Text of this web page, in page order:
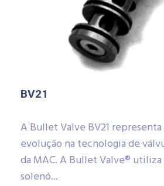
BV21
A Bullet Valve BV21 representa
evolução na tecnologia de
da MAC. A Bullet Valve®
solenó...